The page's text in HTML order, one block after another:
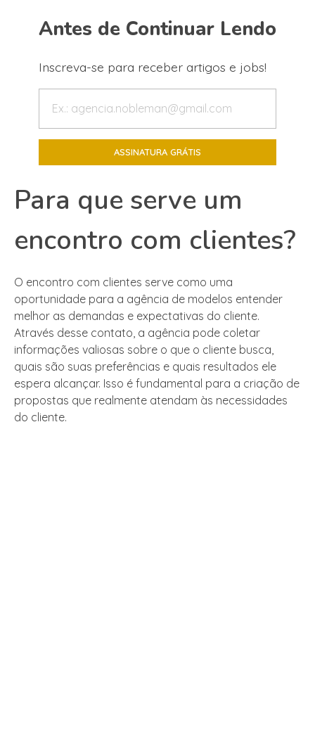
Antes de Continuar Lendo
Inscreva-se para receber artigos e jobs!
Para que serve um
encontro com clientes?
O encontro com clientes serve como uma
oportunidade para a agência de modelos entender
melhor as demandas e expectativas do cliente.
Através desse contato, a agência pode coletar
informações valiosas sobre o que o cliente busca,
quais são suas preferências e quais resultados ele
espera alcançar. Isso é fundamental para a criação de
propostas que realmente atendam às necessidades
do cliente.